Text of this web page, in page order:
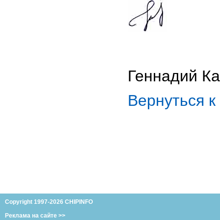
Геннадий
Вернуться
Copyright 1997-2026 CHIPINFO
Реклама на сайте >>